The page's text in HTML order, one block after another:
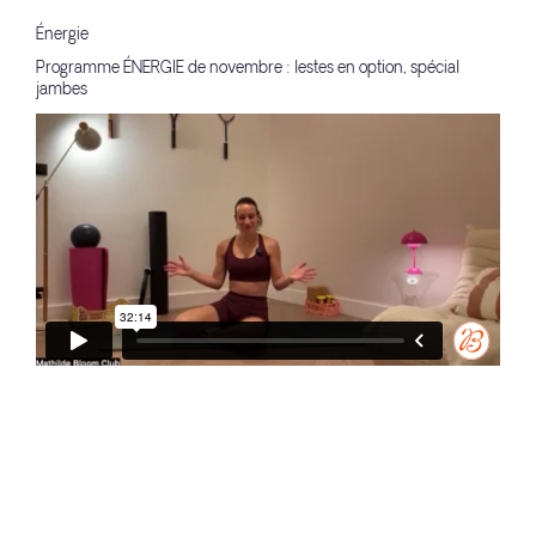
Énergie
Programme ÉNERGIE de novembre : lestes en option, spécial
jambes